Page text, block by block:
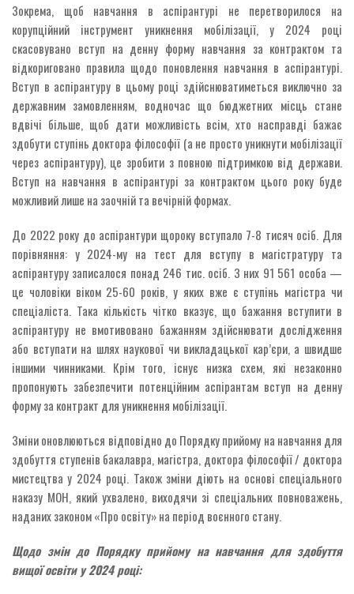
Зокрема, щоб навчання в аспірантурі не перетворилося на
корупційний інструмент уникнення мобілізації, у 2024 році
скасовувано вступ на денну форму навчання за контрактом та
відкориговано правила щодо поновлення навчання в аспірантурі.
Вступ в аспірантуру в цьому році здійснюватиметься виключно за
державним замовленням, водночас що бюджетних місць стане
вдвічі більше, щоб дати можливість всім, хто насправді бажає
здобути ступінь доктора філософії (а не просто уникнути мобілізації
через аспірантуру), це зробити з повною підтримкою від держави.
Вступ на навчання в аспірантурі за контрактом цього року буде
можливий лише на заочній та вечірній формах.
До 2022 року до аспірантури щороку вступало 7-8 тисяч осіб. Для
порівняння: у 2024-му на тест для вступу в магістратуру та
аспірантуру записалося понад 246 тис. осіб. З них 91 561 особа —
це чоловіки віком 25-60 років, у яких вже є ступінь магістра чи
спеціаліста. Така кількість чітко вказує, що бажання вступити в
аспірантуру не вмотивовано бажанням здійснювати дослідження
або вступати на шлях наукової чи викладацької кар’єри, а швидше
іншими чинниками. Крім того, існує низка схем, які незаконно
пропонують забезпечити потенційним аспірантам вступ на денну
форму за контракт для уникнення мобілізації.
Зміни оновлюються відповідно до Порядку прийому на навчання для
здобуття ступенів бакалавра, магістра, доктора філософії / доктора
мистецтва у 2024 році. Також зміни діють на основі спеціального
наказу МОН, який ухвалено, виходячи зі спеціальних повноважень,
наданих законом «Про освіту» на період воєнного стану.
Щодо змін до Порядку прийому на навчання для здобуття
вищої освіти у 2024 році: